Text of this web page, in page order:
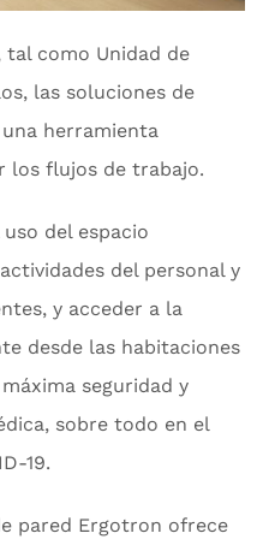
tal como Unidad de
las soluciones de
herramienta
los flujos de trabajo.
del espacio
del personal y
y acceder a la
desde las habitaciones
seguridad y
sobre todo en el
19.
pared Ergotron ofrece